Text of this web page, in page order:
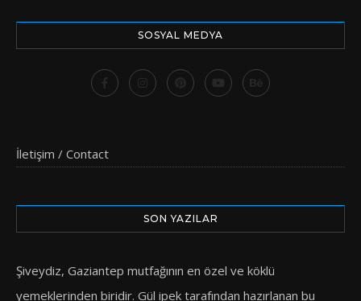
SOSYAL MEDYA
İletişim / Contact
SON YAZILAR
Şiveydiz, Gaziantep mutfağının en özel ve köklü
yemeklerinden biridir. Gül ipek tarafından hazırlanan bu